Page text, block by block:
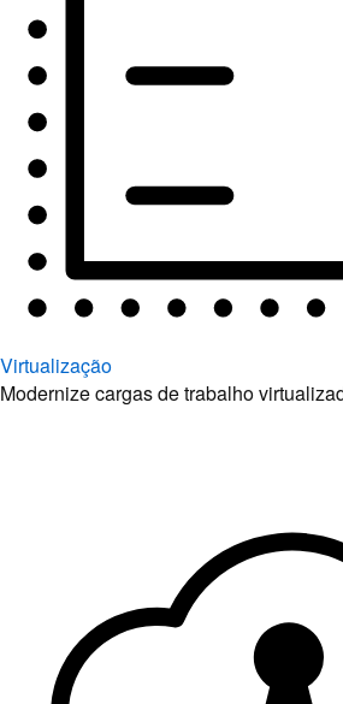
Virtualização
Modernize cargas de trabalho